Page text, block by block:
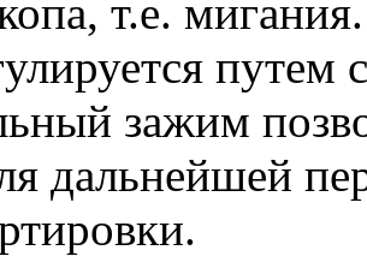
т.е.
зажим
дальнейшей